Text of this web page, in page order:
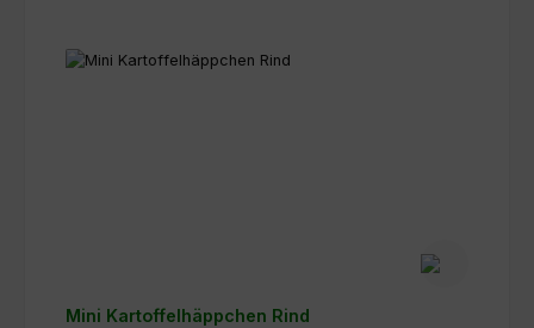
Mini Kartoffelhäppchen Rind